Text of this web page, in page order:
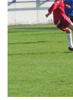
STARŠÍ DOROST
STARŠÍ ŽÁCI
MLADŠÍ ŽÁCI